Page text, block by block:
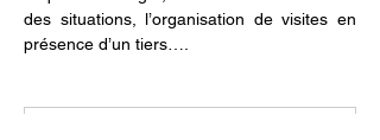
des situations, l’organisation de visites en
présence d’un tiers….